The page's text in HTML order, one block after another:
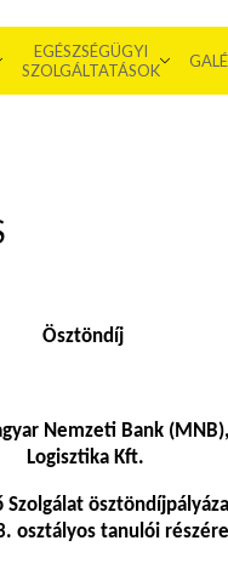
EGÉSZSÉGÜGYI
SZOLGÁLTATÁSOK
Ösztöndíj
Nemzeti Bank
Logisztika Kft.
osztályos tanulói